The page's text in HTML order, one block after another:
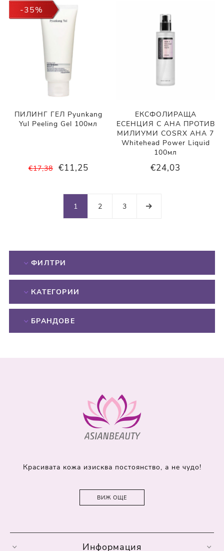
-35%
ПИЛИНГ ГЕЛ Pyunkang
Yul Peeling Gel 100мл
€17,38 €11,25
ЕКСФОЛИРАЩА
ЕСЕНЦИЯ С АНА ПРОТИВ
МИЛИУМИ COSRX AHA 7
Whitehead Power Liquid
100мл
€24,03
1 2 3
ФИЛТРИ
КАТЕГОРИИ
БРАНДОВЕ
Красивата кожа изисква постоянство, а не чудо!
ВИЖ ОЩЕ
Информация